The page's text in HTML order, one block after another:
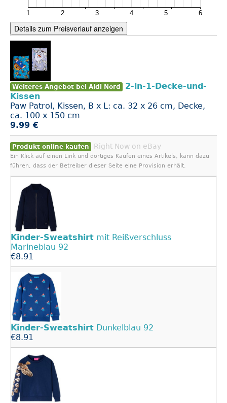
Details zum Preisverlauf anzeigen
Weiteres Angebot bei Aldi Nord
2-in-1-Decke-und-
Kissen
Paw Patrol, Kissen, B x L: ca. 32 x 26 cm, Decke,
ca. 100 x 150 cm
9.99 €
Produkt online kaufen Right Now on eBay
Ein Klick auf einen Link und dortiges Kaufen eines Artikels, kann dazu
führen, dass der Betreiber dieser Seite eine Provision erhält.
Kinder-Sweatshirt mit Reißverschluss
Marineblau 92
€8.91
Kinder-Sweatshirt Dunkelblau 92
€8.91